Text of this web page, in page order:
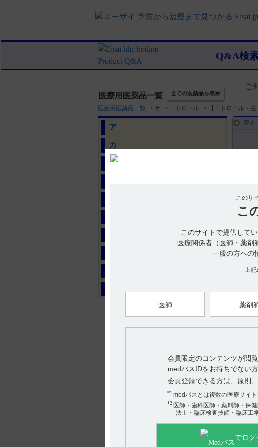
Q&A検
医療用医薬品一覧 全ての医薬品を表示
ご
医療用医薬品一覧 > ナ > ニトロール > 【ニトロール・
ア
カ
サ
このサ
こ
このサイトで提供して
医療関係者（医師・薬剤
一般の方への
上記
医師 薬剤
会員限定のコンテンツが閲
medパスIDをお持ちでない
会員登録できる方は、原則
*1medパスとは複数の医療サイト
*2医師・歯科医師・薬剤師・保
法士・臨床検査技師・臨床工
でログ
戻る
電子
【引
1)ニ
3)ニ
4)ニ
【更